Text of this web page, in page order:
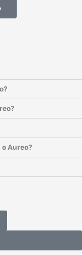
Aureo?